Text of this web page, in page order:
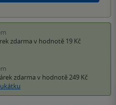
zdarma v hodnotě 19 Kč
zdarma v hodnotě 249 Kč